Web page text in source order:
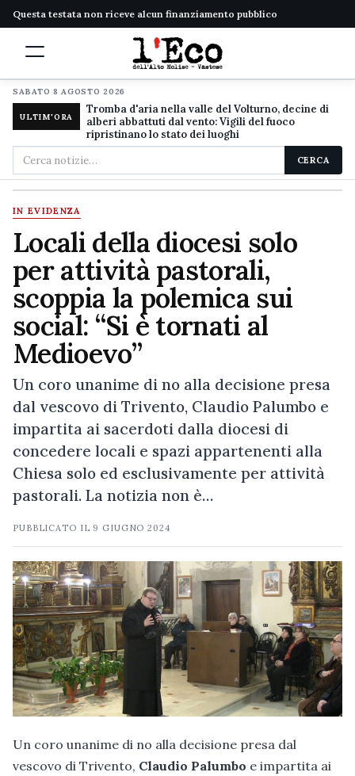
Questa testata non riceve alcun finanziamento pubblico
SABATO 8 AGOSTO 2026
ULTIM'ORA
Tromba d'aria nella valle del Volturno, decine di
alberi abbattuti dal vento: Vigili del fuoco
ripristinano lo stato dei luoghi
Cerca
nel
sito
CERCA
IN EVIDENZA
Locali della diocesi solo
per attività pastorali,
scoppia la polemica sui
social: “Si è tornati al
Medioevo”
Un coro unanime di no alla decisione presa
dal vescovo di Trivento, Claudio Palumbo e
impartita ai sacerdoti dalla diocesi di
concedere locali e spazi appartenenti alla
Chiesa solo ed esclusivamente per attività
pastorali. La notizia non è…
PUBBLICATO IL 9 GIUGNO 2024
Un coro unanime di no alla decisione presa dal
vescovo di Trivento, Claudio Palumbo e impartita ai